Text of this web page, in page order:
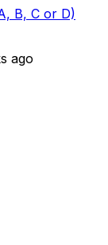
B, C or D)
ago